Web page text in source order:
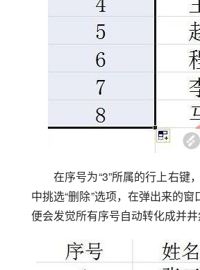
在序号为“3”所属的行上右键
中挑选“删除”选项，在弹出来的窗
便会发觉所有序号自动转化成并井